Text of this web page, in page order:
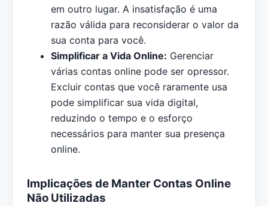
em outro lugar. A insatisfação é uma
razão válida para reconsiderar o valor da
sua conta para você.
Simplificar a Vida Online: Gerenciar
várias contas online pode ser opressor.
Excluir contas que você raramente usa
pode simplificar sua vida digital,
reduzindo o tempo e o esforço
necessários para manter sua presença
online.
Implicações de Manter Contas Online
Não Utilizadas